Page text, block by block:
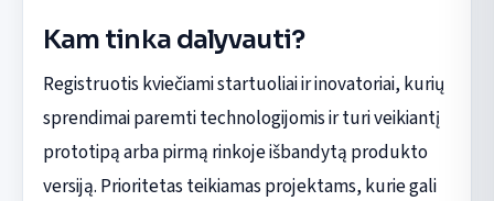
Kam tinka dalyvauti?
Registruotis kviečiami startuoliai ir inovatoriai, kurių
sprendimai paremti technologijomis ir turi veikiantį
prototipą arba pirmą rinkoje išbandytą produkto
versiją. Prioritetas teikiamas projektams, kurie gali